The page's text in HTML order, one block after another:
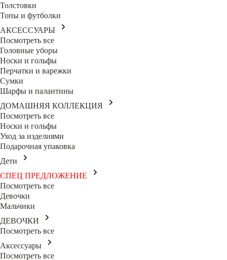
Толстовки
Топы и футболки
АКСЕССУАРЫ
Посмотреть все
Головные уборы
Носки и гольфы
Перчатки и варежки
Сумки
Шарфы и палантины
ДОМАШНЯЯ КОЛЛЕКЦИЯ
Посмотреть все
Носки и гольфы
Уход за изделиями
Подарочная упаковка
Дети
СПЕЦ ПРЕДЛОЖЕНИЕ
Посмотреть все
Девочки
Мальчики
ДЕВОЧКИ
Посмотреть все
Аксессуары
Посмотреть все